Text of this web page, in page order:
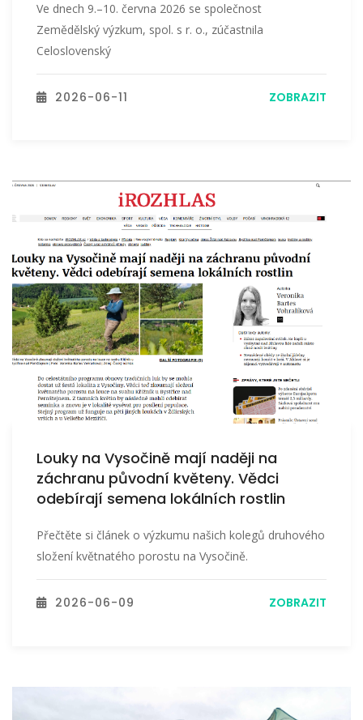
Ve dnech 9.–10. června 2026 se společnost
Zemědělský výzkum, spol. s r. o., zúčastnila
Celoslovenský
2026-06-11 ZOBRAZIT
Louky na Vysočině mají naději na
záchranu původní květeny. Vědci
odebírají semena lokálních rostlin
Přečtěte si článek o výzkumu našich kolegů druhového
složení květnatého porostu na Vysočině.
2026-06-09 ZOBRAZIT